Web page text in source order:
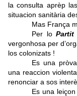
la consulta aprèp
situacion sanitària
Mas França
Per loPartit
vergonhosa per
los colonizats !
Es una
una reaccion
renonciar a sos
Es una